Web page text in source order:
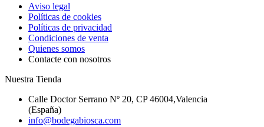
Aviso legal
Políticas de cookies
Políticas de privacidad
Condiciones de venta
Quienes somos
Contacte con nosotros
Nuestra Tienda
Calle Doctor Serrano Nº 20, CP 46004,Valencia
(España)
info@bodegabiosca.com